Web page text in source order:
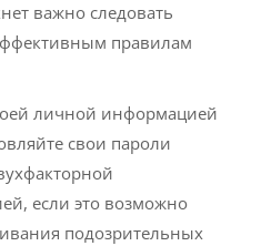
важно следовать
правилам
личной информацией
свои пароли
если это возможно
подозрительных